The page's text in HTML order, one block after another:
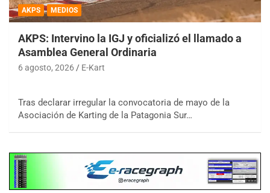
AKPS MEDIOS
AKPS: Intervino la IGJ y oficializó el llamado a
Asamblea General Ordinaria
6 agosto, 2026 E-Kart
Tras declarar irregular la convocatoria de mayo de la
Asociación de Karting de la Patagonia Sur…